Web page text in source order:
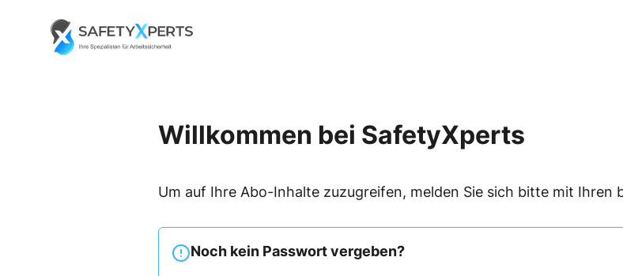
Go to landing page.
Willkommen bei SafetyXperts
Um auf Ihre Abo-Inhalte zuzugreifen, melden Sie sich bitte mit Ihren
Noch kein Passwort vergeben?